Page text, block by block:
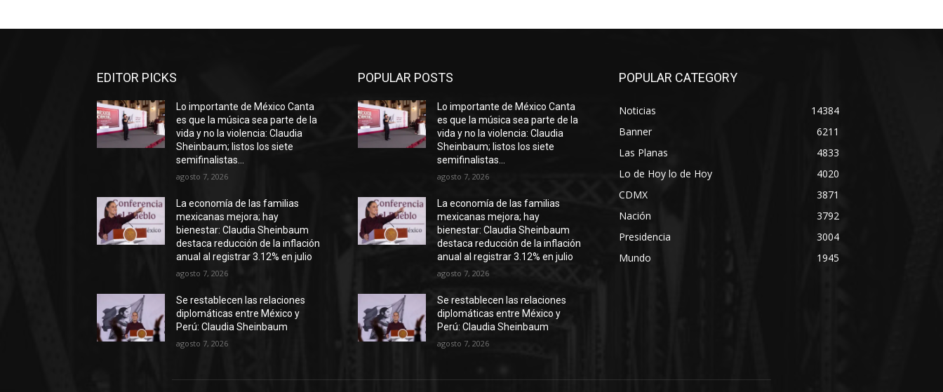
EDITOR PICKS
Lo importante de México Canta
es que la música sea parte de la
vida y no la violencia: Claudia
Sheinbaum; listos los siete
semifinalistas...
agosto 7, 2026
La economía de las familias
mexicanas mejora; hay
bienestar: Claudia Sheinbaum
destaca reducción de la inflación
anual al registrar 3.12% en julio
agosto 7, 2026
Se restablecen las relaciones
diplomáticas entre México y
Perú: Claudia Sheinbaum
agosto 7, 2026
POPULAR POSTS
Lo importante de México Canta
es que la música sea parte de la
vida y no la violencia: Claudia
Sheinbaum; listos los siete
semifinalistas...
agosto 7, 2026
La economía de las familias
mexicanas mejora; hay
bienestar: Claudia Sheinbaum
destaca reducción de la inflación
anual al registrar 3.12% en julio
agosto 7, 2026
Se restablecen las relaciones
diplomáticas entre México y
Perú: Claudia Sheinbaum
agosto 7, 2026
POPULAR CATEGORY
Noticias
14384
Banner
6211
Las Planas
4833
Lo de Hoy lo de Hoy
4020
CDMX
3871
Nación
3792
Presidencia
3004
Mundo
1945